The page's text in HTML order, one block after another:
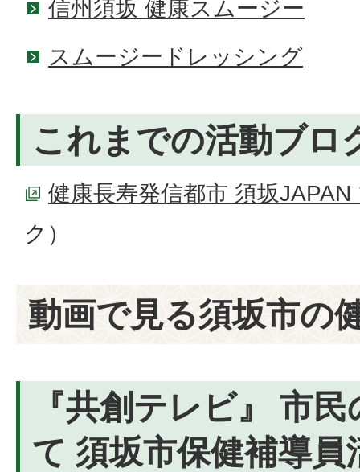
信州須坂 健康スムージー
スムージードレッシング
これまでの活動ブロ
健康長寿発信都市 須坂JAPAN
ク）
動画で見る須坂市の
『共創テレビ』 市
て 須坂市保健補導員